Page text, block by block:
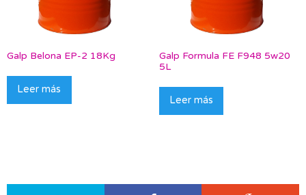
Galp Belona EP-2 18Kg
Leer más
Galp Formula FE F948 5w20
5L
Leer más